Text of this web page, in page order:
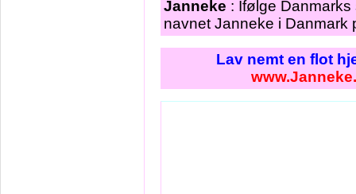
Janneke : Ifølge
navnet Janneke i Danmark
Lav nemt en flot